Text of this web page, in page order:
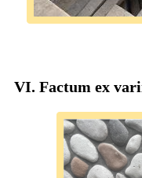
VI. Factum ex